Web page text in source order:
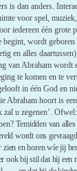
is dan anders.
voor spel,
iedereen één grote
wordt
en alles
van Abraham wordt
te komen en te
in één God en
Abraham hoort is
zal u zegenen’.
Temidden van
wordt ons
zien en horen wíe jij
ook bij stil dat hij een